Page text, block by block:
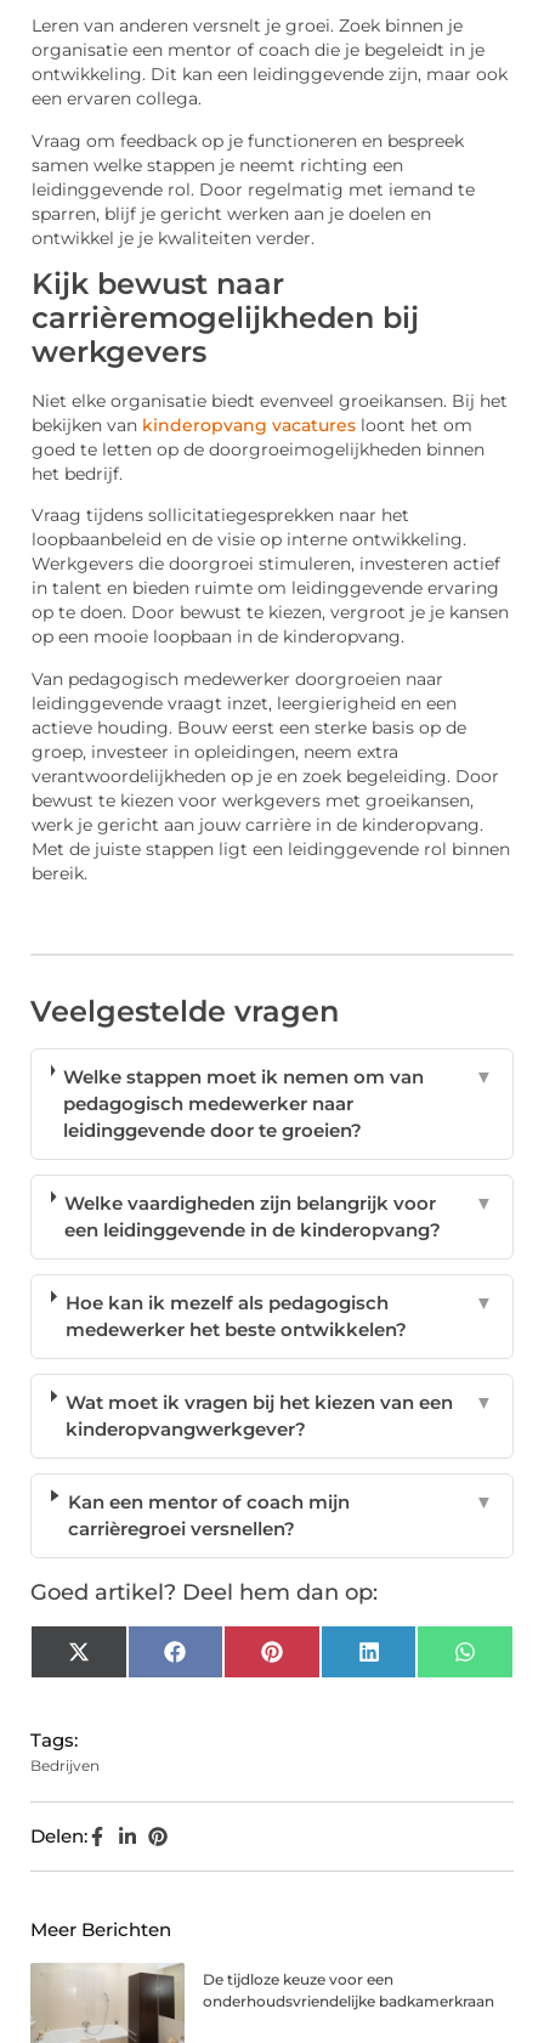
Leren van anderen versnelt je groei. Zoek binnen je
organisatie een mentor of coach die je begeleidt in je
ontwikkeling. Dit kan een leidinggevende zijn, maar ook
een ervaren collega.
Vraag om feedback op je functioneren en bespreek
samen welke stappen je neemt richting een
leidinggevende rol. Door regelmatig met iemand te
sparren, blijf je gericht werken aan je doelen en
ontwikkel je je kwaliteiten verder.
Kijk bewust naar
carrièremogelijkheden bij
werkgevers
Niet elke organisatie biedt evenveel groeikansen. Bij het
bekijken van kinderopvang vacatures loont het om
goed te letten op de doorgroeimogelijkheden binnen
het bedrijf.
Vraag tijdens sollicitatiegesprekken naar het
loopbaanbeleid en de visie op interne ontwikkeling.
Werkgevers die doorgroei stimuleren, investeren actief
in talent en bieden ruimte om leidinggevende ervaring
op te doen. Door bewust te kiezen, vergroot je je kansen
op een mooie loopbaan in de kinderopvang.
Van pedagogisch medewerker doorgroeien naar
leidinggevende vraagt inzet, leergierigheid en een
actieve houding. Bouw eerst een sterke basis op de
groep, investeer in opleidingen, neem extra
verantwoordelijkheden op je en zoek begeleiding. Door
bewust te kiezen voor werkgevers met groeikansen,
werk je gericht aan jouw carrière in de kinderopvang.
Met de juiste stappen ligt een leidinggevende rol binnen
bereik.
Veelgestelde vragen
Welke stappen moet ik nemen om van
pedagogisch medewerker naar
leidinggevende door te groeien?
▼
Welke vaardigheden zijn belangrijk voor
een leidinggevende in de kinderopvang?
▼
Hoe kan ik mezelf als pedagogisch
medewerker het beste ontwikkelen?
▼
Wat moet ik vragen bij het kiezen van een
kinderopvangwerkgever?
▼
Kan een mentor of coach mijn
carrièregroei versnellen?
▼
Goed artikel? Deel hem dan op:
X
(Twitter)
FacebookPinterest LinkedIn
Tags:
Bedrijven
Delen:
Meer Berichten
De tijdloze keuze voor een
onderhoudsvriendelijke badkamerkraan